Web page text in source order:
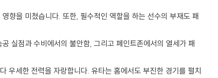
향을 미쳤습니다. 또한, 필수적인 역할을 하는 선수의 부재도 패
실점과 수비에서의 불안함, 그리고 페인트존에서의 열세가 패
우세한 전력을 자랑합니다. 유타는 홈에서도 부진한 경기를 펼치